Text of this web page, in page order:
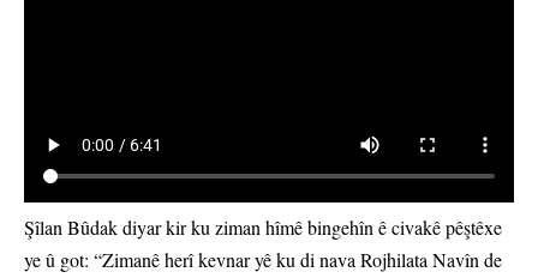
Şîlan Bûdak diyar kir ku ziman hîmê bingehîn ê civakê pêştêxe
ye û got: “Zimanê herî kevnar yê ku di nava Rojhilata Navîn de